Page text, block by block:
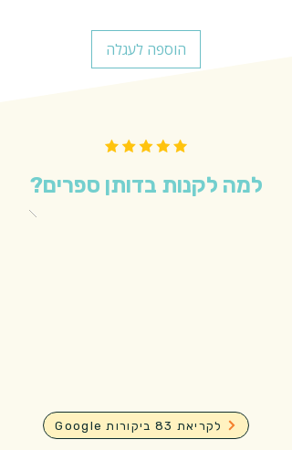
הוספה לעגלה
למה לקנות בדותן ספרים?
Google לקריאת 83 ביקורות